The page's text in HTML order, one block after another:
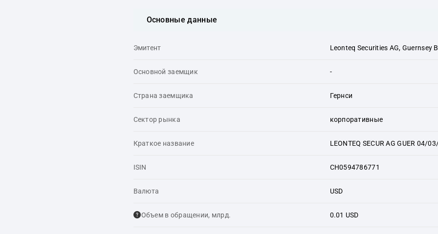
Основные данные
Эмитент Leonteq Securities AG, Guernsey
Основной заемщик -
Страна заемщика Гернси
Сектор рынка корпоративные
Краткое название LEONTEQ SECUR AG GUER 04/
ISIN CH0594786771
Валюта USD
Объем в обращении, млрд. 0.01 USD